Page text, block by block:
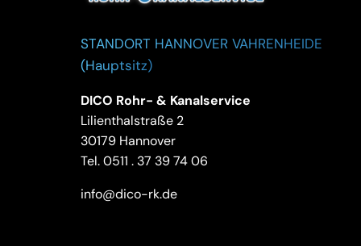
STANDORT HANNOVER VAHRENHEIDE
(Hauptsitz)
DICO Rohr- & Kanalservice
Lilienthalstraße 2
30179 Hannover
Tel.0511 . 37 39 74 06
info@dico-rk.de